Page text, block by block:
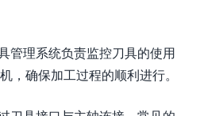
管理系统负责监控刀具的使用
，确保加工过程的顺利进行。